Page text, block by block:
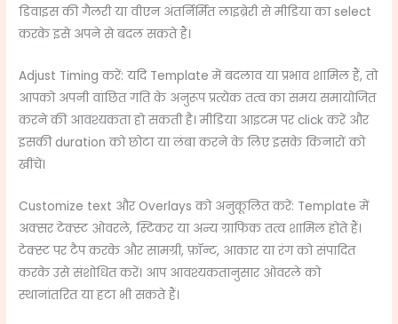
डिवाइस की गैलरी या वीएन अंतर्निर्मित लाइब्रेरी से मीडिया का select
करके इसे अपने से बदल सकते हैं।
Adjust Timing करें: यदि Template में बदलाव या प्रभाव शामिल हैं, तो
आपको अपनी वांछित गति के अनुरूप प्रत्येक तत्व का समय समायोजित
करने की आवश्यकता हो सकती है। मीडिया आइटम पर click करें और
इसकी duration को छोटा या लंबा करने के लिए इसके किनारों को
खींचें।
Customize text और Overlays को अनुकूलित करें: Template में
अक्सर टेक्स्ट ओवरले, स्टिकर या अन्य ग्राफिक तत्व शामिल होते हैं।
टेक्स्ट पर टैप करके और सामग्री, फ़ॉन्ट, आकार या रंग को संपादित
करके उसे संशोधित करें। आप आवश्यकतानुसार ओवरले को
स्थानांतरित या हटा भी सकते हैं।